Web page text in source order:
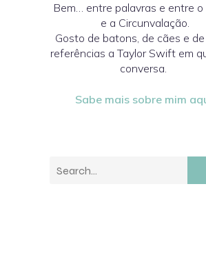
Bem… entre palavras e entre o
e a Circunvalação.
Gosto de batons, de cães e
referências a Taylor Swift em
conversa.
Sabe mais sobre mim